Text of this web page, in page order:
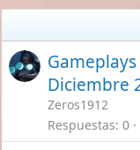
Diciembre
Zeros1912
Respuestas 0